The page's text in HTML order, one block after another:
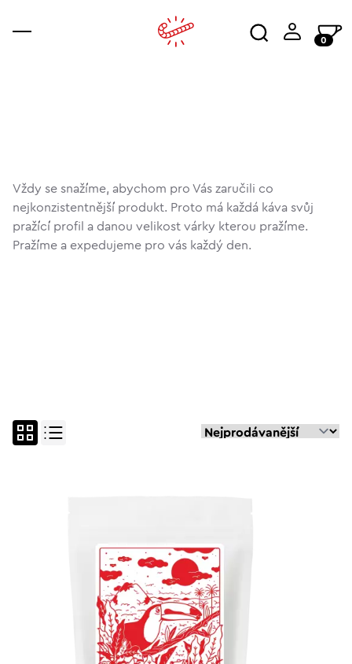
0
Vždy se snažíme, abychom pro Vás zaručili co
nejkonzistentnější produkt. Proto má každá káva svůj
pražící profil a danou velikost várky kterou pražíme.
Pražíme a expedujeme pro vás každý den.